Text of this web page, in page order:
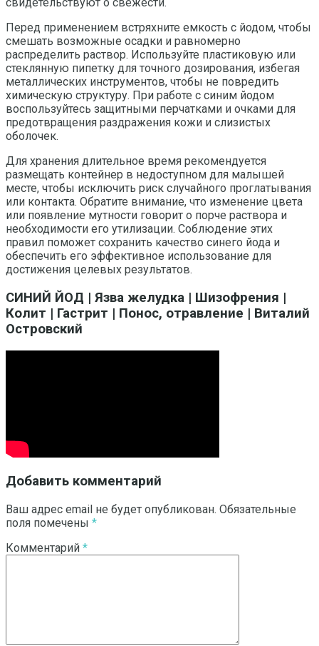
Перед применением встряхните емкость с йодом, чтобы
смешать возможные осадки и равномерно
распределить раствор. Используйте пластиковую или
стеклянную пипетку для точного дозирования, избегая
металлических инструментов, чтобы не повредить
химическую структуру. При работе с синим йодом
воспользуйтесь защитными перчатками и очками для
предотвращения раздражения кожи и слизистых
оболочек.
Для хранения длительное время рекомендуется
размещать контейнер в недоступном для малышей
месте, чтобы исключить риск случайного проглатывания
или контакта. Обратите внимание, что изменение цвета
или появление мутности говорит о порче раствора и
необходимости его утилизации. Соблюдение этих
правил поможет сохранить качество синего йода и
обеспечить его эффективное использование для
достижения целевых результатов.
СИНИЙ ЙОД | Язва желудка | Шизофрения |
Колит | Гастрит | Понос, отравление | Виталий
Островский
Добавить комментарий
Ваш адрес email не будет опубликован. Обязательные
поля помечены *
Комментарий *